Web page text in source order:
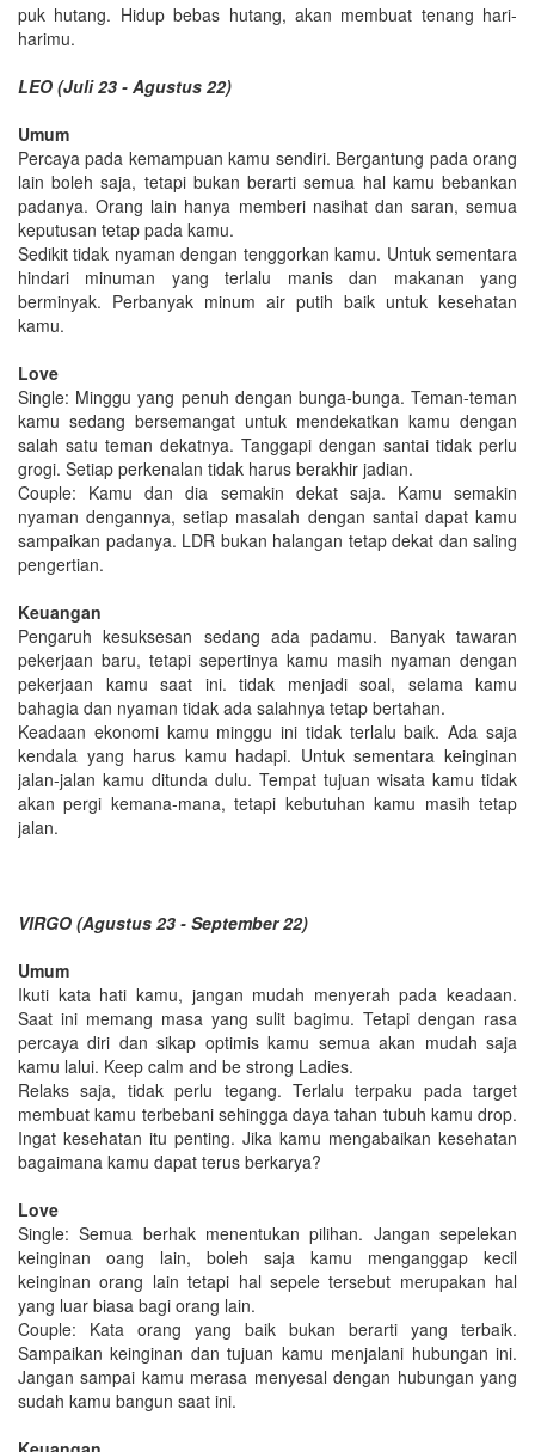
puk hutang. Hidup bebas hutang, akan membuat tenang hari-
harimu.
LEO (Juli 23 - Agustus 22)
Umum
Percaya pada kemampuan kamu sendiri. Bergantung pada orang
lain boleh saja, tetapi bukan berarti semua hal kamu bebankan
padanya. Orang lain hanya memberi nasihat dan saran, semua
keputusan tetap pada kamu.
Sedikit tidak nyaman dengan tenggorkan kamu. Untuk sementara
hindari minuman yang terlalu manis dan makanan yang
berminyak. Perbanyak minum air putih baik untuk kesehatan
kamu.
Love
Single: Minggu yang penuh dengan bunga-bunga. Teman-teman
kamu sedang bersemangat untuk mendekatkan kamu dengan
salah satu teman dekatnya. Tanggapi dengan santai tidak perlu
grogi. Setiap perkenalan tidak harus berakhir jadian.
Couple: Kamu dan dia semakin dekat saja. Kamu semakin
nyaman dengannya, setiap masalah dengan santai dapat kamu
sampaikan padanya. LDR bukan halangan tetap dekat dan saling
pengertian.
Keuangan
Pengaruh kesuksesan sedang ada padamu. Banyak tawaran
pekerjaan baru, tetapi sepertinya kamu masih nyaman dengan
pekerjaan kamu saat ini. tidak menjadi soal, selama kamu
bahagia dan nyaman tidak ada salahnya tetap bertahan.
Keadaan ekonomi kamu minggu ini tidak terlalu baik. Ada saja
kendala yang harus kamu hadapi. Untuk sementara keinginan
jalan-jalan kamu ditunda dulu. Tempat tujuan wisata kamu tidak
akan pergi kemana-mana, tetapi kebutuhan kamu masih tetap
jalan.
VIRGO (Agustus 23 - September 22)
Umum
Ikuti kata hati kamu, jangan mudah menyerah pada keadaan.
Saat ini memang masa yang sulit bagimu. Tetapi dengan rasa
percaya diri dan sikap optimis kamu semua akan mudah saja
kamu lalui. Keep calm and be strong Ladies.
Relaks saja, tidak perlu tegang. Terlalu terpaku pada target
membuat kamu terbebani sehingga daya tahan tubuh kamu drop.
Ingat kesehatan itu penting. Jika kamu mengabaikan kesehatan
bagaimana kamu dapat terus berkarya?
Love
Single: Semua berhak menentukan pilihan. Jangan sepelekan
keinginan oang lain, boleh saja kamu menganggap kecil
keinginan orang lain tetapi hal sepele tersebut merupakan hal
yang luar biasa bagi orang lain.
Couple: Kata orang yang baik bukan berarti yang terbaik.
Sampaikan keinginan dan tujuan kamu menjalani hubungan ini.
Jangan sampai kamu merasa menyesal dengan hubungan yang
sudah kamu bangun saat ini.